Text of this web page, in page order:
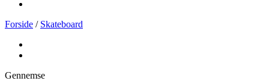
Forside / Skateboard
Gennemse